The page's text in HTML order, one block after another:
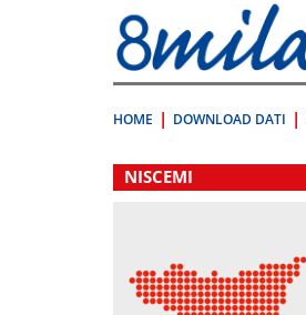
direttamente
a:
Contenuto
HOME DOWNLOAD DATI
.
NISCEMI